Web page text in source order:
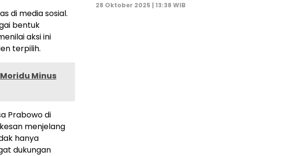
di media sosial.
bentuk
aksi ini
terpilih.
Minus
Prabowo di
menjelang
hanya
dukungan
28 Oktober 2025 | 13:38 WIB